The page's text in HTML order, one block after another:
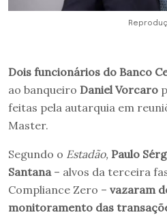
Dois funcionários do Banco
ao banqueiro Daniel Vorcaro
feitas pela autarquia em
Master.
Segundo o Estadão, Paulo
Santana – alvos da terceira
Compliance Zero – vazaram
monitoramento das